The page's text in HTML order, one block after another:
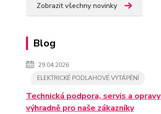
Zobrazit všechny novinky
Blog
29.04.2026
ELEKTRICKÉ PODLAHOVÉ VYTÁPĚNÍ
Technická podpora, servis a opravy
výhradně pro naše zákazníky